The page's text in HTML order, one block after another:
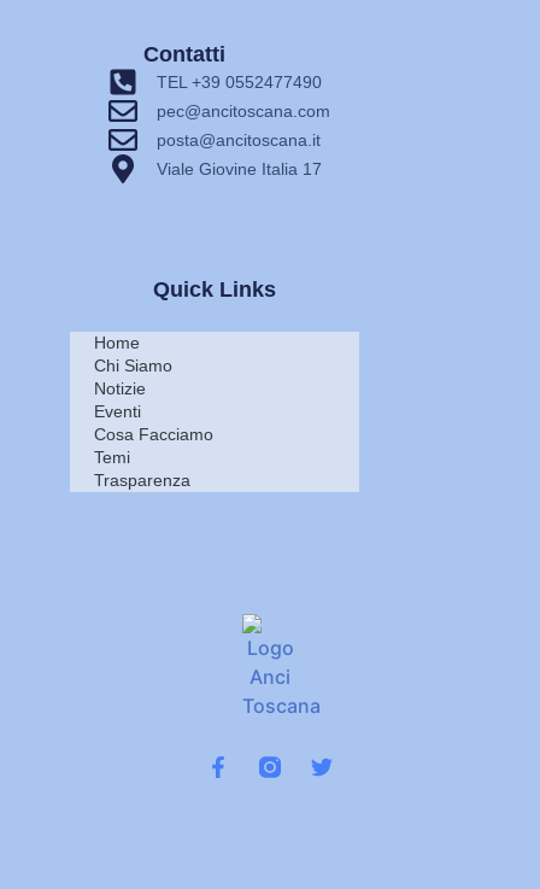
Quick Links
Home
Chi Siamo
Notizie
Eventi
Cosa Facciamo
Temi
Trasparenza
Contatti
TEL +39 0552477490
pec@ancitoscana.com
posta@ancitoscana.it
Viale Giovine Italia 17